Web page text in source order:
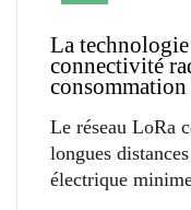
La
connectivité
consommation
Le réseau LoRa
longues
électrique